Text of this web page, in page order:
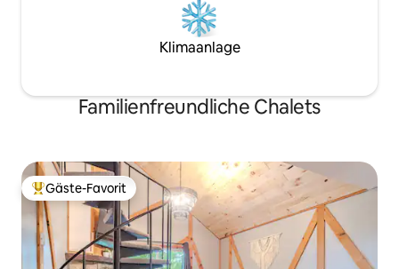
Klimaanlage
Familienfreundliche Chalets
Beliebter Gäste-Favorit.
Gäste-Favorit